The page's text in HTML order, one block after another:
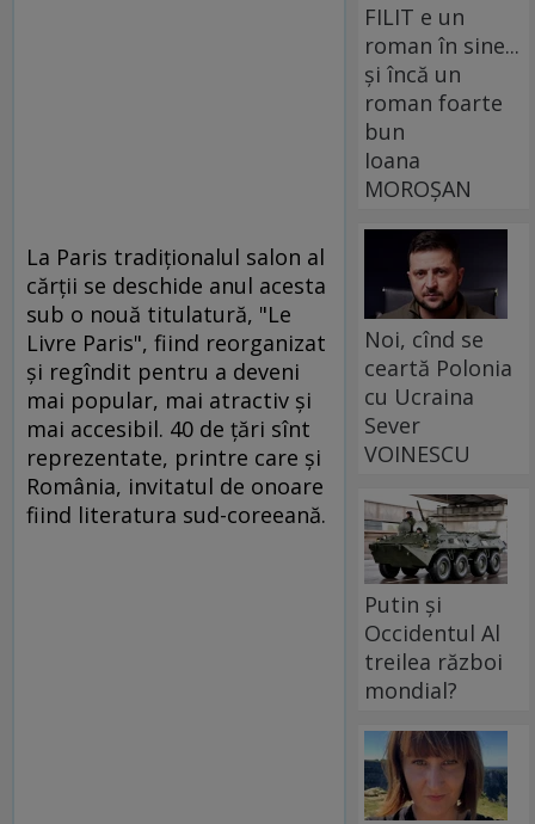
La Paris tradiţionalul salon al
cărţii se deschide anul acesta
sub o nouă titulatură, "Le
Livre Paris", fiind reorganizat
şi regîndit pentru a deveni
mai popular, mai atractiv şi
mai accesibil. 40 de ţări sînt
reprezentate, printre care şi
România, invitatul de onoare
fiind literatura sud-coreeană.
FILIT e un
roman în sine...
și încă un
roman foarte
bun
Ioana
MOROȘAN
Noi, cînd se
ceartă Polonia
cu Ucraina
Sever
VOINESCU
Putin și
Occidentul Al
treilea război
mondial?